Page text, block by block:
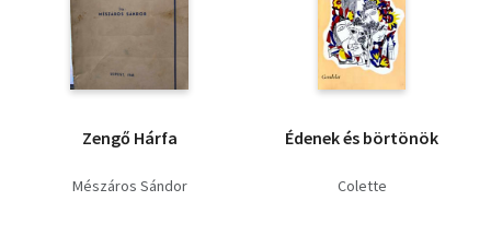
Zengő Hárfa
Mészáros Sándor
Édenek és börtönök
Colette